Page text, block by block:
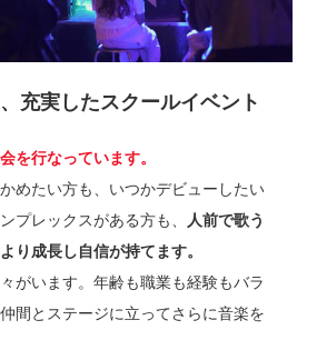
充実したスクールイベント
を行なっています。
めたい方も、いつかデビューしたい
プレックスがある方も、 人前で歌う
り成長し自信が持てます。
がいます。年齢も職業も経験もバラ
間とステージに立ってさらに音楽を